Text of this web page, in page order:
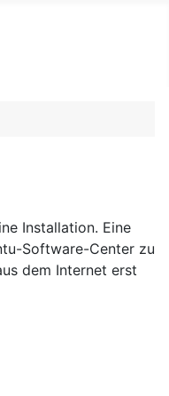
Installation. Eine
Software-Center zu
dem Internet erst